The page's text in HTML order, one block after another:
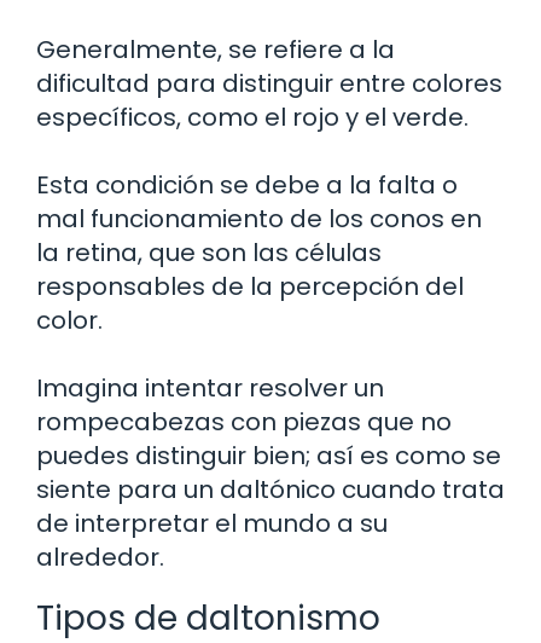
Generalmente, se refiere a la
dificultad para distinguir entre colores
específicos, como el rojo y el verde.
Esta condición se debe a la falta o
mal funcionamiento de los conos en
la retina, que son las células
responsables de la percepción del
color.
Imagina intentar resolver un
rompecabezas con piezas que no
puedes distinguir bien; así es como se
siente para un daltónico cuando trata
de interpretar el mundo a su
alrededor.
Tipos de daltonismo